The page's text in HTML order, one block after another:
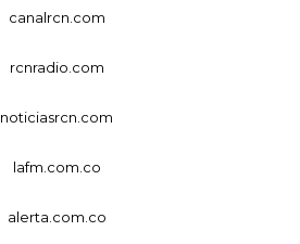
canalrcn.com
rcnradio.com
noticiasrcn.com
lafm.com.co
alerta.com.co